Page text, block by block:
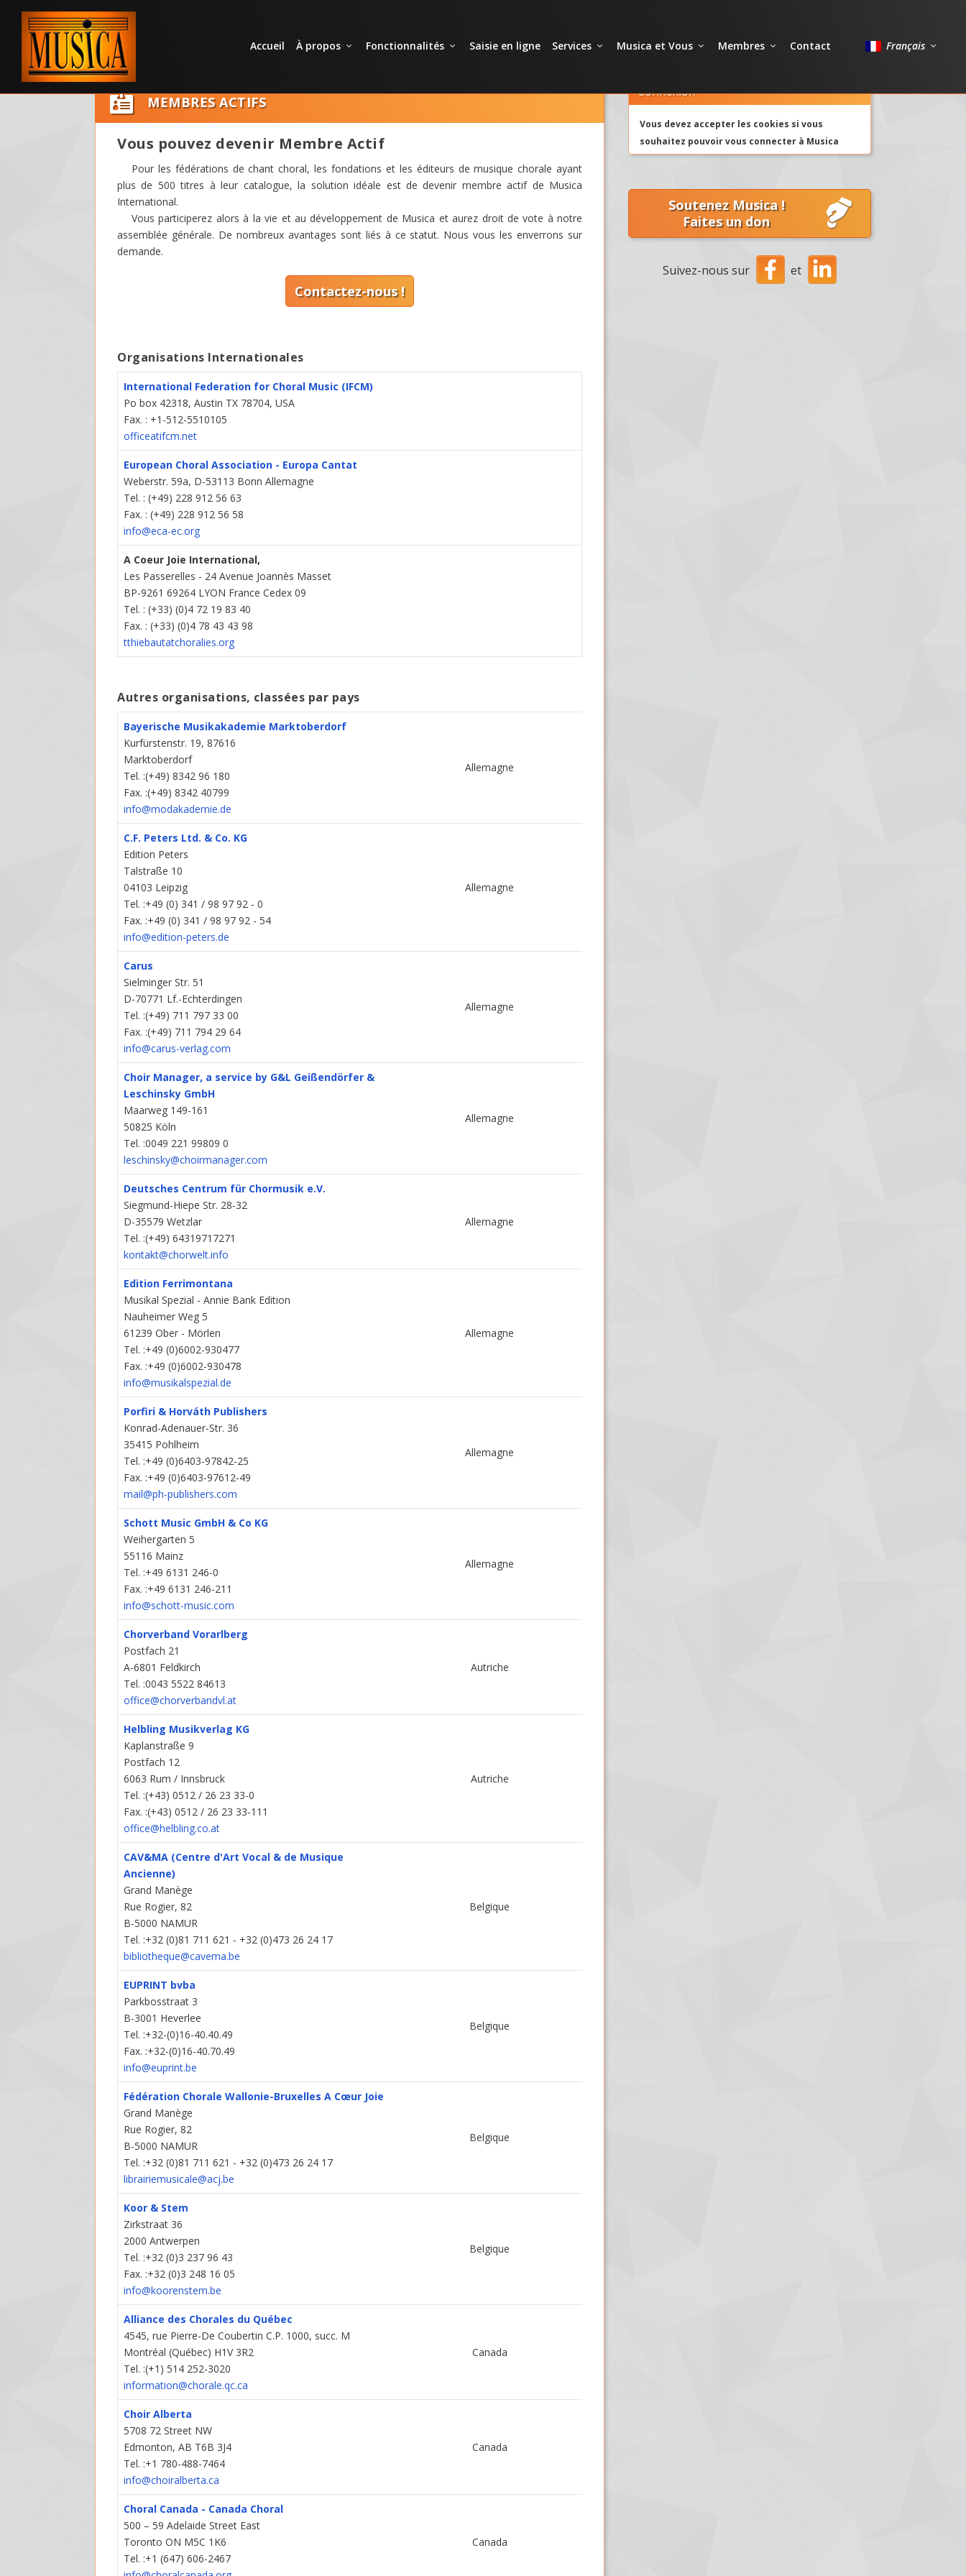
Accueil À propos Fonctionnalités Saisie en ligne Services Musica et Vous Membres Contact Français
 MEMBRES ACTIFS
Vous pouvez devenir Membre Actif
Pour les fédérations de chant choral, les fondations et les éditeurs de musique chorale ayant
plus de 500 titres à leur catalogue, la solution idéale est de devenir membre actif de Musica
International.
Vous participerez alors à la vie et au développement de Musica et aurez droit de vote à notre
assemblée générale. De nombreux avantages sont liés à ce statut. Nous vous les enverrons sur
demande.
Contactez-nous !
Organisations Internationales
International Federation for Choral Music (IFCM)
Po box 42318, Austin TX 78704, USA
Fax. : +1-512-5510105
officeatifcm.net
European Choral Association - Europa Cantat
Weberstr. 59a, D-53113 Bonn Allemagne
Tel. : (+49) 228 912 56 63
Fax. : (+49) 228 912 56 58
info@eca-ec.org
A Coeur Joie International,
Les Passerelles - 24 Avenue Joannès Masset
BP-9261 69264 LYON France Cedex 09
Tel. : (+33) (0)4 72 19 83 40
Fax. : (+33) (0)4 78 43 43 98
tthiebautatchoralies.org
Autres organisations, classées par pays
Bayerische Musikakademie Marktoberdorf
Kurfürstenstr. 19, 87616
Marktoberdorf
Tel. :(+49) 8342 96 180
Fax. :(+49) 8342 40799
info@modakademie.de
Allemagne
C.F. Peters Ltd. & Co. KG
Edition Peters
Talstraße 10
04103 Leipzig
Tel. :+49 (0) 341 / 98 97 92 - 0
Fax. :+49 (0) 341 / 98 97 92 - 54
info@edition-peters.de
Allemagne
Carus
Sielminger Str. 51
D-70771 Lf.-Echterdingen
Tel. :(+49) 711 797 33 00
Fax. :(+49) 711 794 29 64
info@carus-verlag.com
Allemagne
Choir Manager, a service by G&L Geißendörfer &
Leschinsky GmbH
Maarweg 149-161
50825 Köln
Tel. :0049 221 99809 0
leschinsky@choirmanager.com
Allemagne
Deutsches Centrum für Chormusik e.V.
Siegmund-Hiepe Str. 28-32
D-35579 Wetzlar
Tel. :(+49) 64319717271
kontakt@chorwelt.info
Allemagne
Edition Ferrimontana
Musikal Spezial - Annie Bank Edition
Nauheimer Weg 5
61239 Ober - Mörlen
Tel. :+49 (0)6002-930477
Fax. :+49 (0)6002-930478
info@musikalspezial.de
Allemagne
Porfiri & Horváth Publishers
Konrad-Adenauer-Str. 36
35415 Pohlheim
Tel. :+49 (0)6403-97842-25
Fax. :+49 (0)6403-97612-49
mail@ph-publishers.com
Allemagne
Schott Music GmbH & Co KG
Weihergarten 5
55116 Mainz
Tel. :+49 6131 246-0
Fax. :+49 6131 246-211
info@schott-music.com
Allemagne
Chorverband Vorarlberg
Postfach 21
A-6801 Feldkirch
Tel. :0043 5522 84613
office@chorverbandvl.at
Autriche
Helbling Musikverlag KG
Kaplanstraße 9
Postfach 12
6063 Rum / Innsbruck
Tel. :(+43) 0512 / 26 23 33-0
Fax. :(+43) 0512 / 26 23 33-111
office@helbling.co.at
Autriche
CAV&MA (Centre d'Art Vocal & de Musique
Ancienne)
Grand Manège
Rue Rogier, 82
B-5000 NAMUR
Tel. :+32 (0)81 711 621 - +32 (0)473 26 24 17
bibliotheque@cavema.be
Belgique
EUPRINT bvba
Parkbosstraat 3
B-3001 Heverlee
Tel. :+32-(0)16-40.40.49
Fax. :+32-(0)16-40.70.49
info@euprint.be
Belgique
Fédération Chorale Wallonie-Bruxelles A Cœur Joie
Grand Manège
Rue Rogier, 82
B-5000 NAMUR
Tel. :+32 (0)81 711 621 - +32 (0)473 26 24 17
librairiemusicale@acj.be
Belgique
Koor & Stem
Zirkstraat 36
2000 Antwerpen
Tel. :+32 (0)3 237 96 43
Fax. :+32 (0)3 248 16 05
info@koorenstem.be
Belgique
Alliance des Chorales du Québec
4545, rue Pierre-De Coubertin C.P. 1000, succ. M
Montréal (Québec) H1V 3R2
Tel. :(+1) 514 252-3020
information@chorale.qc.ca
Canada
Choir Alberta
5708 72 Street NW
Edmonton, AB T6B 3J4
Tel. :+1 780-488-7464
info@choiralberta.ca
Canada
Choral Canada - Canada Choral
500 – 59 Adelaide Street East
Toronto ON M5C 1K6
Tel. :+1 (647) 606-2467
Canada
Connexion
Vous devez accepter les cookies si vous
souhaitez pouvoir vous connecter à Musica
Soutenez Musica !
Faites un don
Suivez-nous sur et